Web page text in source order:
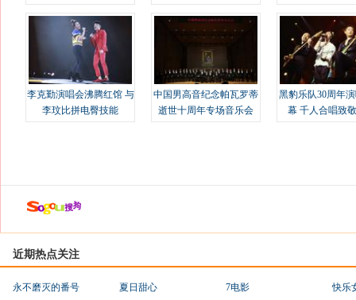
李克勤演唱会沸腾红馆 与
李玟比拼电臀技能
中国男高音纪念帕瓦罗蒂
逝世十周年专场音乐会
黑豹乐队30周年
幕 千人合唱致
近期热点关注
永不磨灭的番号 夏日甜心 7电影
快乐